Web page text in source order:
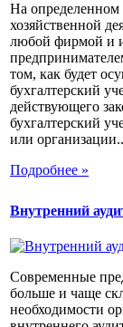
На определенном
хозяйственной
любой фирмой и
том, как будет
бухгалтерский
действующего
бухгалтерский
или
Подробнее »
Внутренний
Современные
больше и чаще
необходимости